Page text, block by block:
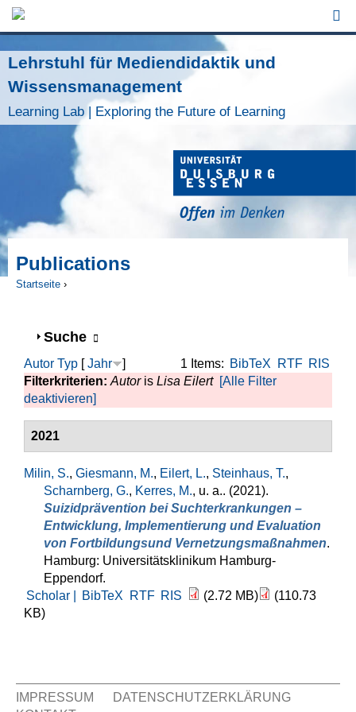
Jump to Navigation
Lehrstuhl für Mediendidaktik und
Wissensmanagement
Learning Lab | Exploring the Future of Learning
Publications
Startseite ›
Anzeigen
Suche
1 Items: BibTeX RTF RIS
Autor Typ [Jahr
]
Filterkriterien: Autoris Lisa Eilert [Alle Filter
deaktivieren]
2021
Milin, S., Giesmann, M., Eilert, L., Steinhaus, T.,
Scharnberg, G., Kerres, M., u. a.. (2021).
Suizidprävention bei Suchterkrankungen –
Entwicklung, Implementierung und Evaluation
von Fortbildungsund Vernetzungsmaßnahmen.
Hamburg: Universitätsklinikum Hamburg-
Eppendorf.
Scholar |
BibTeX RTF RIS (2.72 MB)
(110.73
KB)
IMPRESSUM
DATENSCHUTZERKLÄRUNG